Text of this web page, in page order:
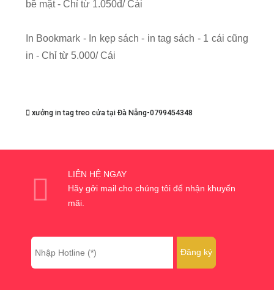
bề mặt - Chỉ từ 1.050đ/ Cái
In Bookmark - In kẹp sách - in tag sách - 1 cái cũng
in - Chỉ từ 5.000/ Cái
xưởng in tag treo cửa tại Đà Nẵng-0799454348
LIÊN HỆ NGAY
Hãy gởi mail cho chúng tôi để nhận khuyến
mãi.